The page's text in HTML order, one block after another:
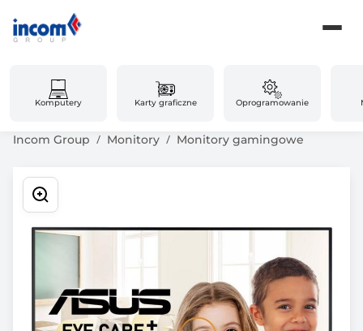
Komputery Karty graficzne Oprogramowanie
Incom Group Monitory Monitory gamingowe